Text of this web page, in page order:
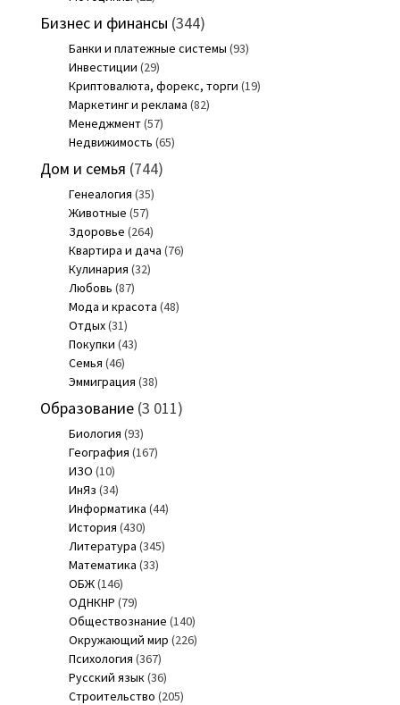
Бизнес и финансы (344)
Банки и платежные системы (93)
Инвестиции (29)
Криптовалюта, форекс, торги (19)
Маркетинг и реклама (82)
Менеджмент(57)
Недвижимость (65)
Дом и семья (744)
Генеалогия (35)
Животные (57)
Здоровье (264)
Квартира и дача (76)
Кулинария (32)
Любовь (87)
Мода и красота (48)
Отдых(31)
Покупки (43)
Семья (46)
Эммиграция (38)
Образование(3 011)
Биология (93)
География (167)
ИЗО (10)
ИнЯз (34)
Информатика (44)
История (430)
Литература (345)
Математика (33)
ОБЖ(146)
ОДНКНР (79)
Обществознание (140)
Окружающий мир (226)
Психология (367)
Русский язык(36)
Строительство (205)